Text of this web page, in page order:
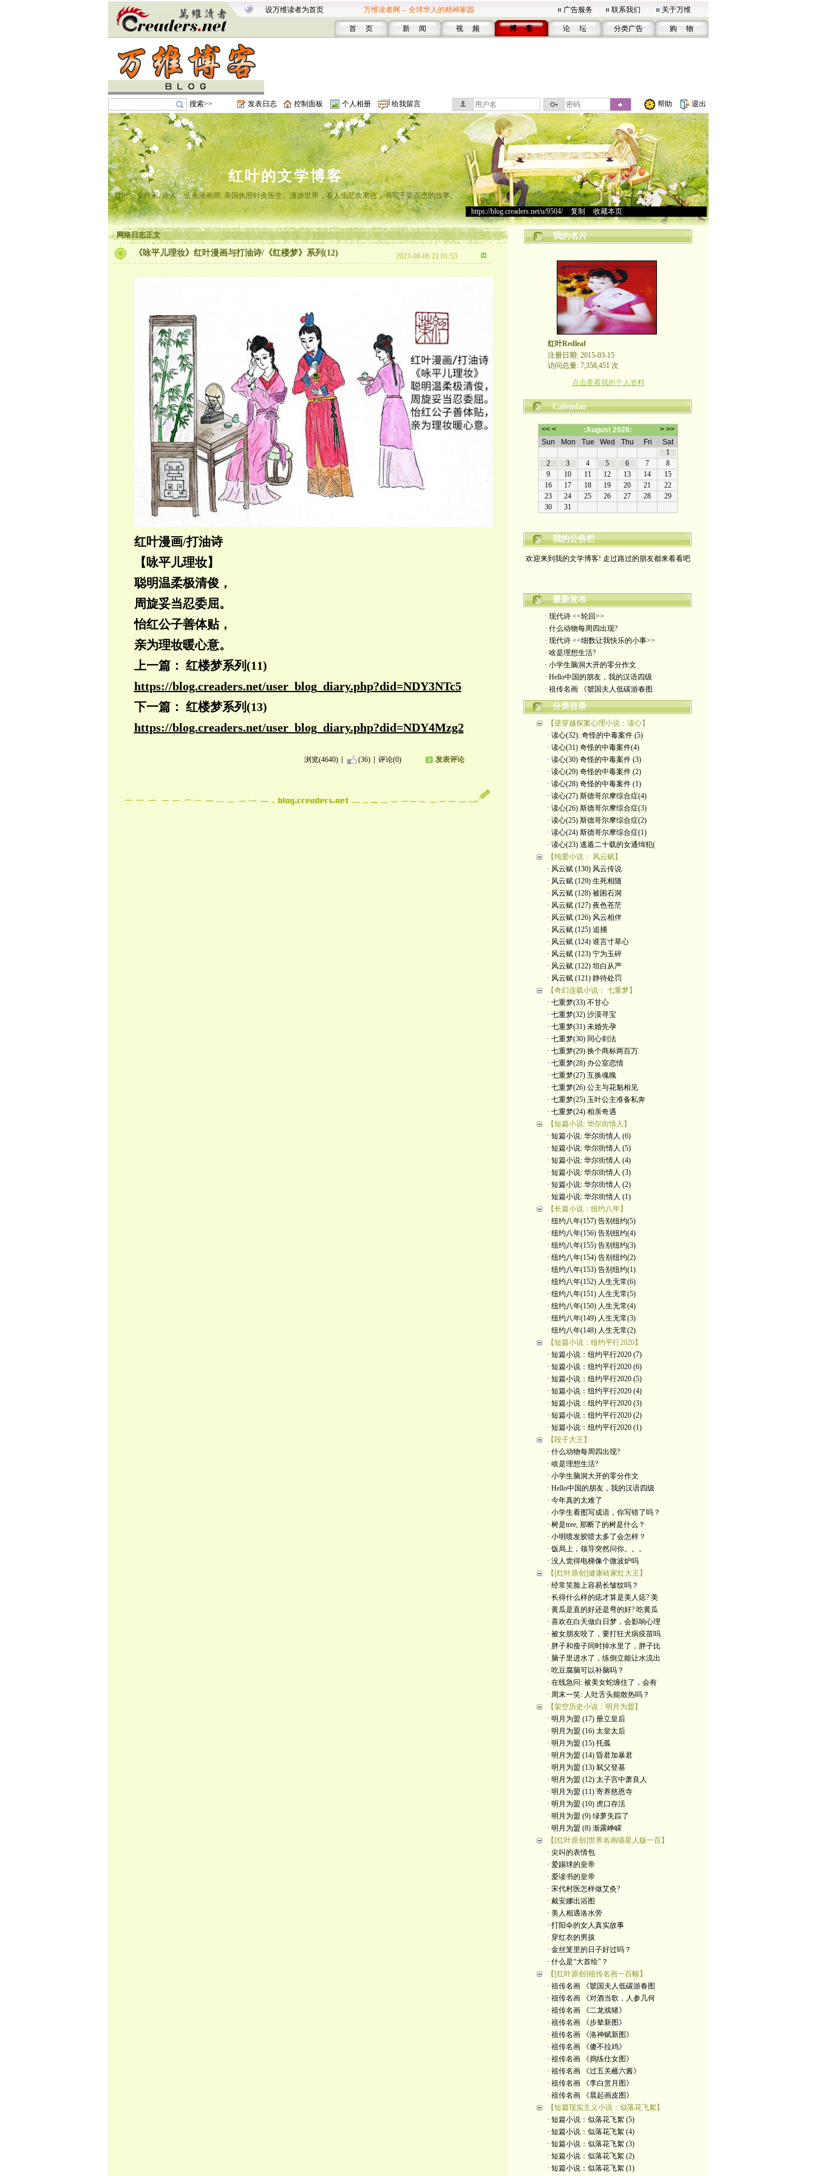
设万维读者为首页 万维读者网 -- 全球华人的精神家园 广告服务 联系我们 关于万维
首 页 新 闻 视 频 博 客 论 坛 分类广告 购 物
搜索>> 发表日志 控制面板 个人相册 给我留言 帮助 退出
红叶的文学博客
红叶，女作家, 诗人，业余漫画师, 美国执照针灸医生。漫游世界，看人生悲欢离合，书写千姿百态的故事。
https://blog.creaders.net/u/9504/> 复制 收藏本页
网络日志正文
《咏平儿理妆》红叶漫画与打油诗/《红楼梦》系列(12) 2023-08-06 21:01:53
红叶漫画/打油诗
【咏平儿理妆】
聪明温柔极清俊，
周旋妥当忍委屈。
怡红公子善体贴，
亲为理妆暖心意。
上一篇： 红楼梦系列(11)
https://blog.creaders.net/user_blog_diary.php?did=NDY3NTc5
下一篇： 红楼梦系列(13)
https://blog.creaders.net/user_blog_diary.php?did=NDY4Mzg2
浏览(4640) (36) 评论(0) 发表评论
我的名片
红叶Redleaf
注册日期: 2015-03-15
访问总量: 7,358,451 次
点击查看我的个人资料
Calendar
我的公告栏
最新发布
· 现代诗 <<轮回>>
· 什么动物每周四出现?
· 现代诗 <<细数让我快乐的小事>>
· 啥是理想生活?
· 小学生脑洞大开的零分作文
· Hello中国的朋友，我的汉语四级
· 祖传名画 《虢国夫人低碳游春图
分类目录
【逆穿越探案心理小说：读心】
· 读心(32): 奇怪的中毒案件 (5)
· 读心(31) 奇怪的中毒案件(4)
· 读心(30) 奇怪的中毒案件 (3)
· 读心(29) 奇怪的中毒案件 (2)
· 读心(28) 奇怪的中毒案件 (1)
· 读心(27) 斯德哥尔摩综合症(4)
· 读心(26) 斯德哥尔摩综合症(3)
· 读心(25) 斯德哥尔摩综合症(2)
· 读心(24) 斯德哥尔摩综合症(1)
· 读心(23) 逃遁二十载的女通缉犯(
【纯爱小说： 风云赋】
· 风云赋 (130) 风云传说
· 风云赋 (129) 生死相随
· 风云赋 (128) 被困石洞
· 风云赋 (127) 夜色苍茫
· 风云赋 (126) 风云相伴
· 风云赋 (125) 追捕
· 风云赋 (124) 谁言寸草心
· 风云赋 (123) 宁为玉碎
· 风云赋 (122) 坦白从严
· 风云赋 (121) 静待处罚
【奇幻连载小说： 七重梦】
· 七重梦(33) 不甘心
· 七重梦(32) 沙漠寻宝
· 七重梦(31) 未婚先孕
· 七重梦(30) 同心剑法
· 七重梦(29) 换个商标两百万
· 七重梦(28) 办公室恋情
· 七重梦(27) 互换魂魄
· 七重梦(26) 公主与花魁相见
· 七重梦(25) 玉叶公主准备私奔
· 七重梦(24) 相亲奇遇
【短篇小说: 华尔街情人】
· 短篇小说: 华尔街情人 (6)
· 短篇小说: 华尔街情人 (5)
· 短篇小说: 华尔街情人 (4)
· 短篇小说: 华尔街情人 (3)
· 短篇小说: 华尔街情人 (2)
· 短篇小说: 华尔街情人 (1)
【长篇小说：纽约八年】
· 纽约八年(157) 告别纽约(5)
· 纽约八年(156) 告别纽约(4)
· 纽约八年(155) 告别纽约(3)
· 纽约八年(154) 告别纽约(2)
· 纽约八年(153) 告别纽约(1)
· 纽约八年(152) 人生无常(6)
· 纽约八年(151) 人生无常(5)
· 纽约八年(150) 人生无常(4)
· 纽约八年(149) 人生无常(3)
· 纽约八年(148) 人生无常(2)
【短篇小说：纽约平行2020】
· 短篇小说：纽约平行2020 (7)
· 短篇小说：纽约平行2020 (6)
· 短篇小说：纽约平行2020 (5)
· 短篇小说：纽约平行2020 (4)
· 短篇小说：纽约平行2020 (3)
· 短篇小说：纽约平行2020 (2)
· 短篇小说：纽约平行2020 (1)
【段子大王】
· 什么动物每周四出现?
· 啥是理想生活?
· 小学生脑洞大开的零分作文
· Hello中国的朋友，我的汉语四级
· 今年真的太难了
· 小学生看图写成语，你写错了吗？
· 树是tree, 那断了的树是什么？
· 小明喷发胶喷太多了会怎样？
· 饭局上，领导突然问你。。。
· 没人觉得电梯像个微波炉吗
【[红叶原创]健康砖家红大王】
· 经常笑脸上容易长皱纹吗？
· 长得什么样的痣才算是美人痣? 美
· 黄瓜是直的好还是弯的好? 吃黄瓜
· 喜欢在白天做白日梦，会影响心理
· 被女朋友咬了，要打狂犬病疫苗吗
· 胖子和瘦子同时掉水里了，胖子比
· 脑子里进水了，练倒立能让水流出
· 吃豆腐脑可以补脑吗？
· 在线急问: 被美女蛇缠住了，会有
· 周末一笑: 人吐舌头能散热吗？
【架空历史小说：明月为盟】
· 明月为盟 (17) 册立皇后
· 明月为盟 (16) 太皇太后
· 明月为盟 (15) 托孤
· 明月为盟 (14) 昏君加暴君
· 明月为盟 (13) 弑父登基
· 明月为盟 (12) 太子宫中萧良人
· 明月为盟 (11) 寄养慈恩寺
· 明月为盟 (10) 虎口存活
· 明月为盟 (9) 绿萝失踪了
· 明月为盟 (8) 渐露峥嵘
【[红叶原创]世界名画喵星人版一百】
· 尖叫的表情包
· 爱踢球的皇帝
· 爱读书的皇帝
· ​宋代村医怎样做艾灸?
· 戴安娜出浴图
· 美人相遇洛水旁
· 打阳伞的女人真实故事
· 穿红衣的男孩
· 金丝笼里的日子好过吗？
· 什么是“大首绘"？
【[红叶原创]祖传名画一百幅】
· 祖传名画 《虢国夫人低碳游春图
· 祖传名画 《对酒当歌，人参几何
· 祖传名画 《二龙戏猪》
· 祖传名画 《步辇新图》
· 祖传名画 《洛神赋新图》
· 祖传名画 《傻不拉鸡》
· 祖传名画 《捣练仕女图》
· 祖传名画 《过五关蘸六酱》
· 祖传名画 《李白赏月图》
· 祖传名画 《晨起画皮图》
【短篇现实主义小说：似落花飞絮】
· 短篇小说：似落花飞絮 (5)
· 短篇小说：似落花飞絮 (4)
· 短篇小说：似落花飞絮 (3)
· 短篇小说：似落花飞絮 (2)
· 短篇小说：似落花飞絮 (1)